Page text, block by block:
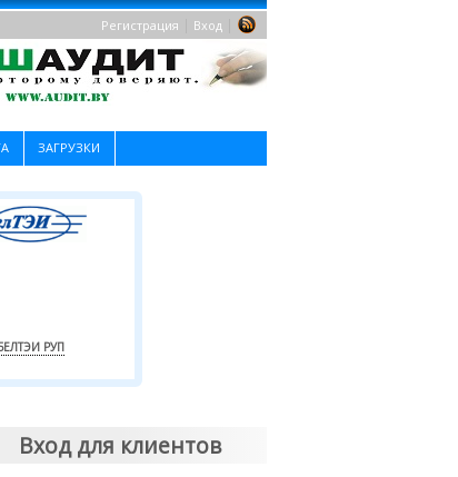
Регистрация Вход
ЗАГРУЗКИ
РУП
Вход для клиентов